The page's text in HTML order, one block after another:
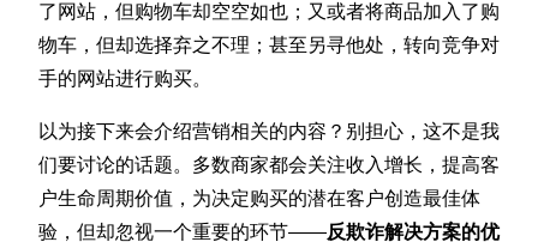
了网站，但购物车却空空如也；又或者将商品加入了购
物车，但却选择弃之不理；甚至另寻他处，转向竞争对
手的网站进行购买。
以为接下来会介绍营销相关的内容？别担心，这不是我
们要讨论的话题。多数商家都会关注收入增长，提高客
户生命周期价值，为决定购买的潜在客户创造最佳体
验，但却忽视一个重要的环节——反欺诈解决方案的优